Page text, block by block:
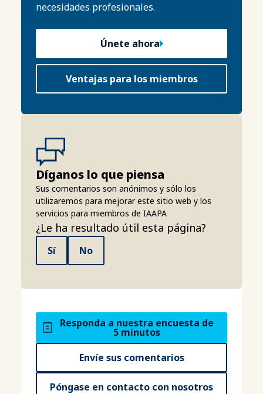
necesidades profesionales.
Únete ahora
Ventajas para los miembros
Díganos lo que piensa
Sus comentarios son anónimos y sólo los
utilizaremos para mejorar este sitio web y los
servicios para miembros de IAAPA
¿Le ha resultado útil esta página?
Sí No
Responda a nuestra encuesta de
5 minutos
Envíe sus comentarios
Póngase en contacto con nosotros